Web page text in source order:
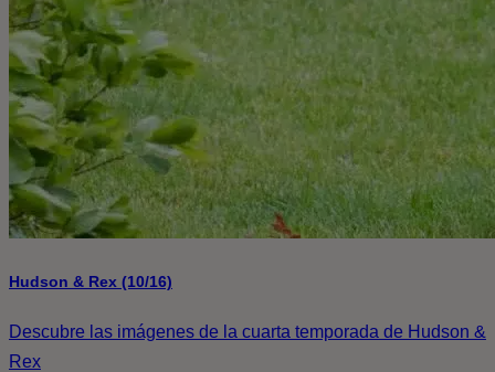
Hudson & Rex (10/16)
Descubre las imágenes de la cuarta temporada de Hudson &
Rex